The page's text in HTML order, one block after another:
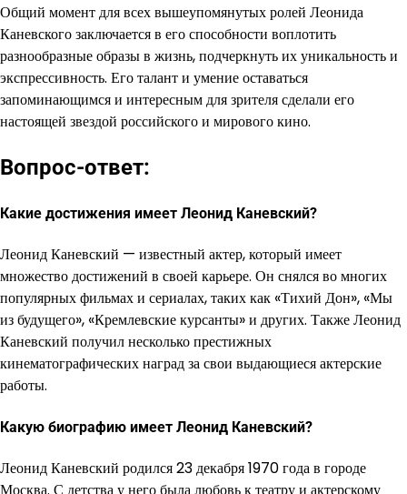
Общий момент для всех вышеупомянутых ролей Леонида
Каневского заключается в его способности воплотить
разнообразные образы в жизнь, подчеркнуть их уникальность и
экспрессивность. Его талант и умение оставаться
запоминающимся и интересным для зрителя сделали его
настоящей звездой российского и мирового кино.
Вопрос-ответ:
Какие достижения имеет Леонид Каневский?
Леонид Каневский — известный актер, который имеет
множество достижений в своей карьере. Он снялся во многих
популярных фильмах и сериалах, таких как «Тихий Дон», «Мы
из будущего», «Кремлевские курсанты» и других. Также Леонид
Каневский получил несколько престижных
кинематографических наград за свои выдающиеся актерские
работы.
Какую биографию имеет Леонид Каневский?
Леонид Каневский родился 23 декабря 1970 года в городе
Москва. С детства у него была любовь к театру и актерскому